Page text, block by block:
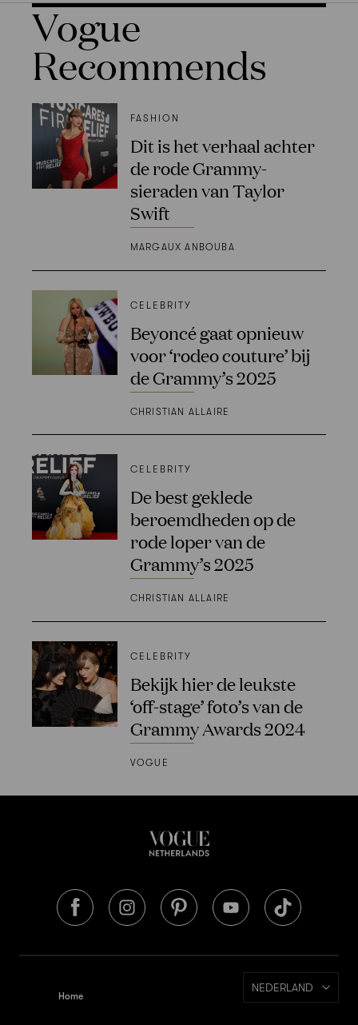
Vogue
Recommends
FASHION
Dit is het verhaal achter
de rode Grammy-
sieraden van Taylor
Swift
MARGAUX ANBOUBA
CELEBRITY
Beyoncé gaat opnieuw
voor ‘rodeo couture’ bij
de Grammy’s 2025
CHRISTIAN ALLAIRE
CELEBRITY
De best geklede
beroemdheden op de
rode loper van de
Grammy’s 2025
CHRISTIAN ALLAIRE
CELEBRITY
Bekijk hier de leukste
‘off-stage’ foto’s van de
Grammy Awards 2024
VOGUE
Home
NEDERLAND